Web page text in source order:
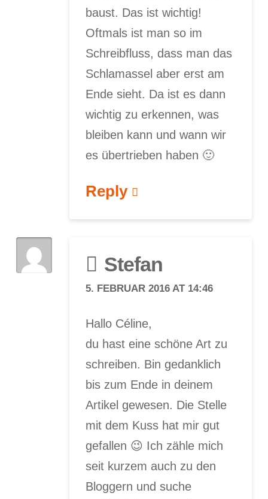
baust. Das ist wichtig!
Oftmals ist man so im
Schreibfluss, dass man das
Schlamassel aber erst am
Ende sieht. Da ist es dann
wichtig zu erkennen, was
bleiben kann und wann wir
es übertrieben haben 🙂
Reply
Stefan
5. FEBRUAR 2016 AT 14:46
Hallo Céline,
du hast eine schöne Art zu
schreiben. Bin gedanklich
bis zum Ende in deinem
Artikel gewesen. Die Stelle
mit dem Kuss hat mir gut
gefallen 😉 Ich zähle mich
seit kurzem auch zu den
Bloggern und suche